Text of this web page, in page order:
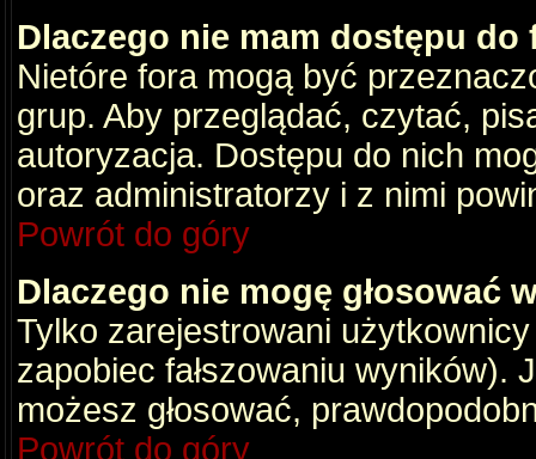
Dlaczego nie mam dostępu do
Nietóre fora mogą być
grup. Aby przeglądać, czytać,
autoryzacja. Dostępu do nich
oraz administratorzy i z nimi
Powrót do góry
Dlaczego nie mogę głosować
Tylko zarejestrowani
zapobiec fałszowaniu wyników).
możesz głosować,
Powrót do góry